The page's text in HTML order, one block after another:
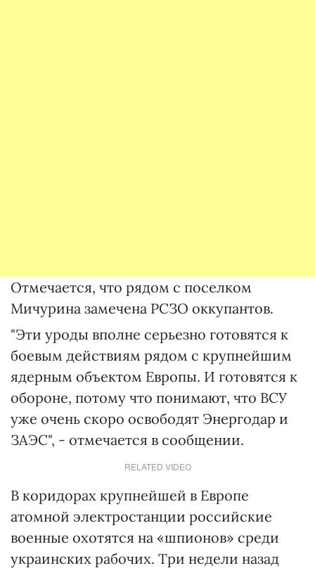
Отмечается, что рядом с поселком
Мичурина замечена РСЗО оккупантов.
"Эти уроды вполне серьезно готовятся к
боевым действиям рядом с крупнейшим
ядерным объектом Европы. И готовятся к
обороне, потому что понимают, что ВСУ
уже очень скоро освободят Энергодар и
ЗАЭС", - отмечается в сообщении.
RELATED VIDEO
В коридорах крупнейшей в Европе
атомной электростанции российские
военные охотятся на «шпионов» среди
украинских рабочих. Три недели назад